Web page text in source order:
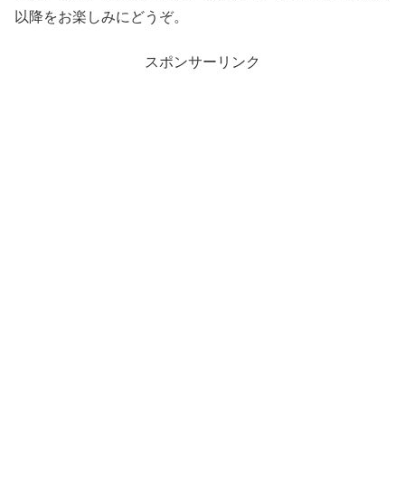
以降をお楽しみにどうぞ。
スポンサーリンク